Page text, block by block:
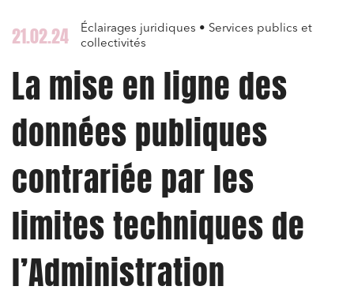
21.02.24
Éclairages juridiques • Services publics et
collectivités
La mise en ligne des
données publiques
contrariée par les
limites techniques de
l’Administration